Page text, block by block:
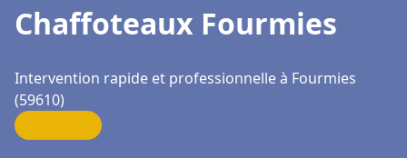
Chaffoteaux Fourmies
Intervention rapide et professionnelle à Fourmies
(59610)